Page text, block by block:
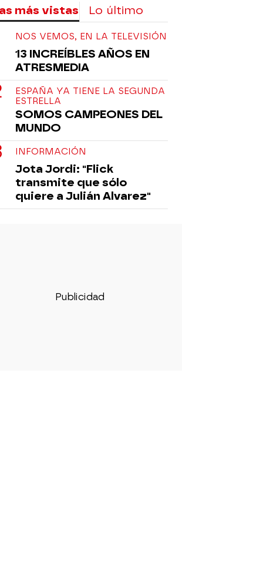
más vistas Lo último
NOS VEMOS, EN LA TELEVISIÓN
13 INCREÍBLES AÑOS EN
ATRESMEDIA
ESPAÑA YA TIENE LA SEGUNDA
ESTRELLA
SOMOS CAMPEONES DEL
MUNDO
INFORMACIÓN
Jota Jordi: "Flick
transmite que sólo
quiere a Julián Alvarez"